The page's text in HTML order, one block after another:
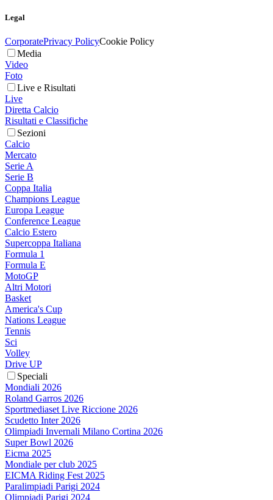
Legal
CorporatePrivacy PolicyCookie Policy
Media
Video
Foto
Live e Risultati
Live
Diretta Calcio
Risultati e Classifiche
Sezioni
Calcio
Mercato
Serie A
Serie B
Coppa Italia
Champions League
Europa League
Conference League
Calcio Estero
Supercoppa Italiana
Formula 1
Formula E
MotoGP
Altri Motori
Basket
America's Cup
Nations League
Tennis
Sci
Volley
Drive UP
Speciali
Mondiali 2026
Roland Garros 2026
Sportmediaset Live Riccione 2026
Scudetto Inter 2026
Olimpiadi Invernali Milano Cortina 2026
Super Bowl 2026
Eicma 2025
Mondiale per club 2025
EICMA Riding Fest 2025
Paralimpiadi Parigi 2024
Olimpiadi Parigi 2024